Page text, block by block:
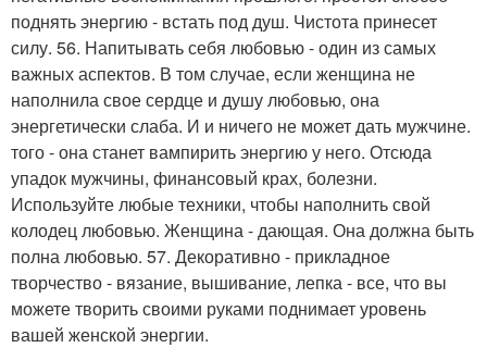
поднять энергию - встать под душ. Чистота принесет
силу. 56. Напитывать себя любовью - один из самых
важных аспектов. В том случае, если женщина не
наполнила свое сердце и душу любовью, она
энергетически слаба. И и ничего не может дать мужчине.
того - она станет вампирить энергию у него. Отсюда
упадок мужчины, финансовый крах, болезни.
Используйте любые техники, чтобы наполнить свой
колодец любовью. Женщина - дающая. Она должна быть
полна любовью. 57. Декоративно - прикладное
творчество - вязание, вышивание, лепка - все, что вы
можете творить своими руками поднимает уровень
вашей женской энергии.